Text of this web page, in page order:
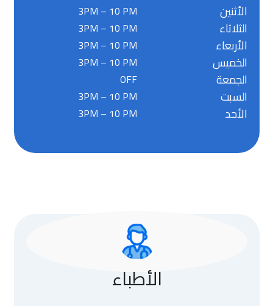
3PM – 10 PM الأثنين
3PM – 10 PM الثلاثاء
3PM – 10 PM الأربعاء
3PM – 10 PM الخميس
OFF الجمعة
3PM – 10 PM السبت
3PM – 10 PM الأحد
الأطباء